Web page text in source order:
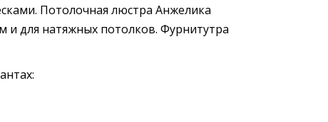
Потолочная люстра Анжелика
для натяжных потолков. Фурнитутра